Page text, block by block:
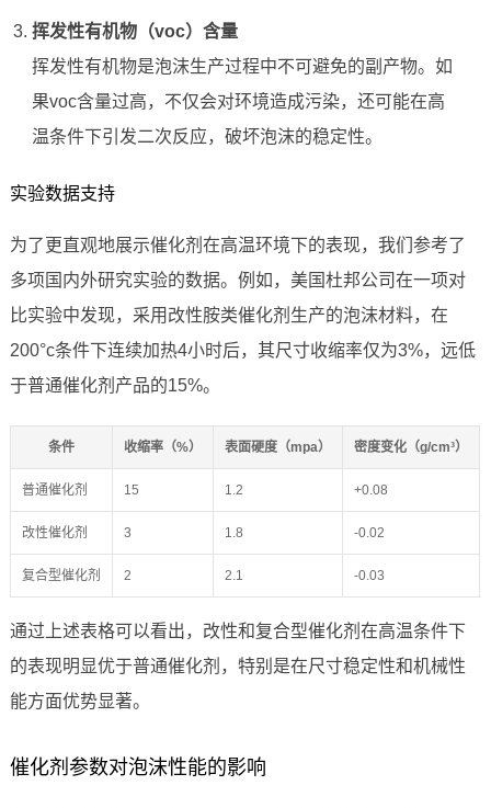
挥发性有机物（voc）含量
挥发性有机物是泡沫生产过程中不可避免的副产物。如
果voc含量过高，不仅会对环境造成污染，还可能在高
温条件下引发二次反应，破坏泡沫的稳定性。
实验数据支持
为了更直观地展示催化剂在高温环境下的表现，我们参考了
多项国内外研究实验的数据。例如，美国杜邦公司在一项对
比实验中发现，采用改性胺类催化剂生产的泡沫材料，在
200°c条件下连续加热4小时后，其尺寸收缩率仅为3%，远低
于普通催化剂产品的15%。
条件 收缩率（%） 表面硬度（mpa） 密度变化（g/cm³）
普通催化剂 15 1.2 +0.08
改性催化剂 3 1.8 -0.02
复合型催化剂 2 2.1 -0.03
通过上述表格可以看出，改性和复合型催化剂在高温条件下
的表现明显优于普通催化剂，特别是在尺寸稳定性和机械性
能方面优势显著。
催化剂参数对泡沫性能的影响